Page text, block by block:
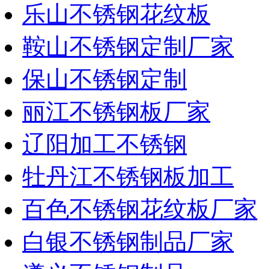
乐山不锈钢花纹板
鞍山不锈钢定制厂家
保山不锈钢定制
丽江不锈钢板厂家
辽阳加工不锈钢
牡丹江不锈钢板加工
百色不锈钢花纹板厂家
白银不锈钢制品厂家